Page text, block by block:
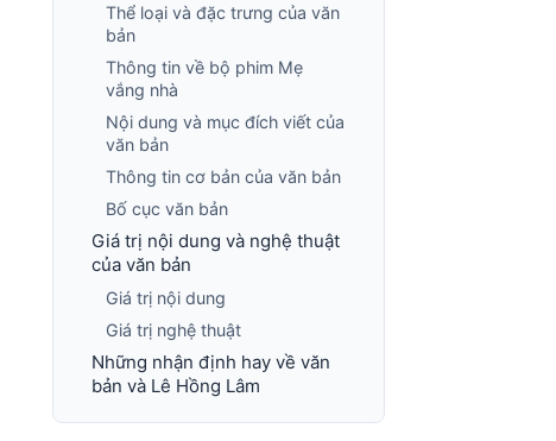
Thể loại và đặc trưng của văn
bản
Thông tin về bộ phim Mẹ
vắng nhà
Nội dung và mục đích viết của
văn bản
Thông tin cơ bản của văn bản
Bố cục văn bản
Giá trị nội dung và nghệ thuật
của văn bản
Giá trị nội dung
Giá trị nghệ thuật
Những nhận định hay về văn
bản và Lê Hồng Lâm